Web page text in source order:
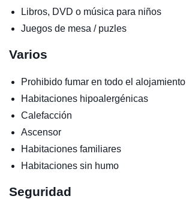
Libros, DVD o música para niños
Juegos de mesa / puzles
Varios
Prohibido fumar en todo el alojamiento
Habitaciones hipoalergénicas
Calefacción
Ascensor
Habitaciones familiares
Habitaciones sin humo
Seguridad